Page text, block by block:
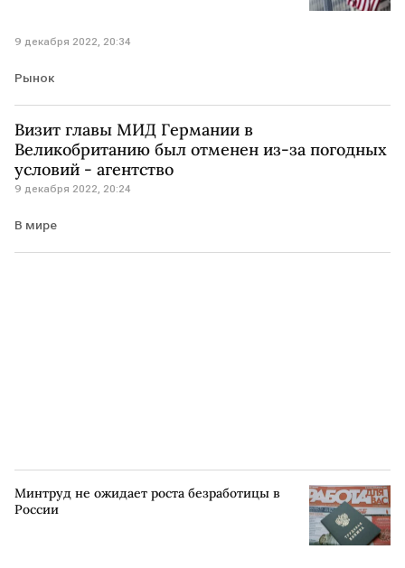
9 декабря 2022, 20:34
Рынок
Визит главы МИД Германии в
Великобританию был отменен из-за погодных
условий - агентство
9 декабря 2022, 20:24
В мире
Минтруд не ожидает роста безработицы в
России